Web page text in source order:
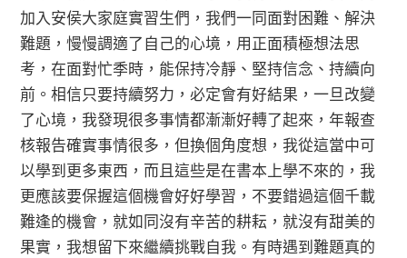
加入安侯大家庭實習生們，我們一同面對困難、解決
難題，慢慢調適了自己的心境，用正面積極想法思
考，在面對忙季時，能保持冷靜、堅持信念、持續向
前。相信只要持續努力，必定會有好結果，一旦改變
了心境，我發現很多事情都漸漸好轉了起來，年報查
核報告確實事情很多，但換個角度想，我從這當中可
以學到更多東西，而且這些是在書本上學不來的，我
更應該要保握這個機會好好學習，不要錯過這個千載
難逢的機會，就如同沒有辛苦的耕耘，就沒有甜美的
果實，我想留下來繼續挑戰自我。有時遇到難題真的